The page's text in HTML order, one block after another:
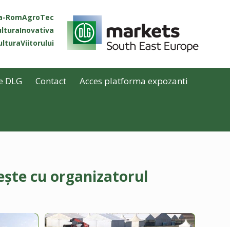
RomAgroTec
DLG Contact Acces platforma expozanti
cu organizatorul